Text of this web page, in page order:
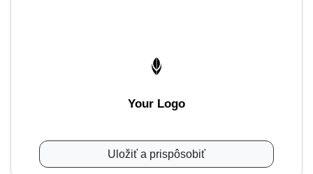
Your Logo
Uložiť a prispôsobiť